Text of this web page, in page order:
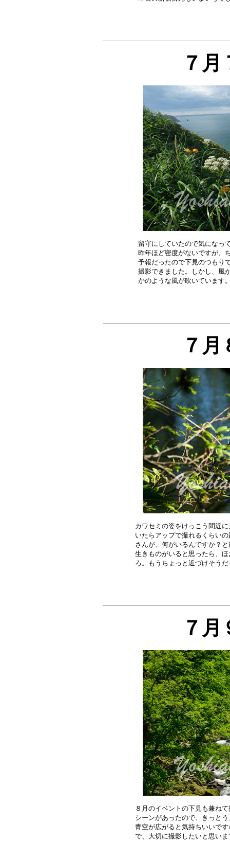
７
留守にしていたので気になっ
昨年ほど密度がないですが、
予報だったので下見のつもり
撮影できました。しかし、風
７
カワセミの姿をけっこう間近
いたらアップで撮れるくらい
さんが、何がいるんですか？
生きものがいると思ったら、
７
８月のイベントの下見も兼ね
シーンがあったので、きっと
青空が広がると気持ちいいで
で、大切に撮影したいと思い